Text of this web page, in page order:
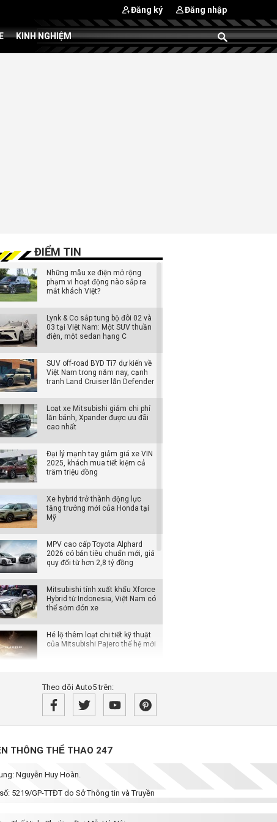
Đăng ký Đăng nhập
KINH NGHIỆM
ĐIỂM TIN
Những mẫu xe điện mở rộng
phạm vi hoạt động nào sắp ra
mắt khách Việt?
Lynk & Co sắp tung bộ đôi 02 và
03 tại Việt Nam: Một SUV thuần
điện, một sedan hạng C
SUV off-road BYD Ti7 dự kiến về
Việt Nam trong năm nay, cạnh
tranh Land Cruiser lẫn Defender
Loạt xe Mitsubishi giảm chi phí
lăn bánh, Xpander được ưu đãi
cao nhất
Đại lý mạnh tay giảm giá xe VIN
2025, khách mua tiết kiệm cả
trăm triệu đồng
Xe hybrid trở thành động lực
tăng trưởng mới của Honda tại
Mỹ
MPV cao cấp Toyota Alphard
2026 có bản tiêu chuẩn mới, giá
quy đổi từ hơn 2,8 tỷ đồng
Mitsubishi tính xuất khẩu Xforce
Hybrid từ Indonesia, Việt Nam có
thể sớm đón xe
Hé lộ thêm loạt chi tiết kỹ thuật
của Mitsubishi Pajero thế hệ mới
tháng 7 tại Mỹ, Elantra bất ngờ
tăng trưởng mạnh
Lexus ES đời mới cập bến Đông
khoảng 560 km, chờ ngày về
Việt Nam
Honda công bố loạt ưu đãi trong
đồng, bảo hành 10 năm
Theo dõi Auto5 trên:
THÔNG THỂ THAO 247
Nguyễn Huy Hoàn.
5219/GP-TTĐT do Sở Thông tin và Truyền